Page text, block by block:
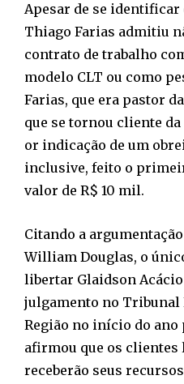
Apesar de se identificar
Thiago Farias admitiu
contrato de trabalho
modelo CLT ou como
Farias, que era pastor
que se tornou cliente da
or indicação de um
inclusive, feito o
valor de R$ 10 mil.
Citando a
William Douglas, o
libertar Glaidson
julgamento no Tribunal
Região no início do ano
afirmou que os clientes
receberão seus